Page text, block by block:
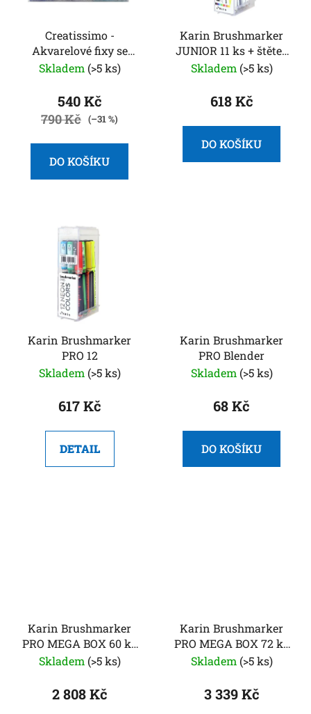
Creatissimo -
Akvarelové fixy se
štětcovým hrotem 80
Skladem (>5 ks)
540 Kč
790 Kč (–31 %)
DO KOŠÍKU
Karin Brushmarker
JUNIOR 11 ks + štětec
na blending
Skladem (>5 ks)
618 Kč
DO KOŠÍKU
Karin Brushmarker
PRO 12
Skladem (>5 ks)
617 Kč
DETAIL
Karin Brushmarker
PRO Blender
Skladem (>5 ks)
68 Kč
DO KOŠÍKU
Karin Brushmarker
PRO MEGA BOX 60 ks
+ 3 ks Blender
Skladem (>5 ks)
2 808 Kč
Karin Brushmarker
PRO MEGA BOX 72 ks
+ 3ks Blender
Skladem (>5 ks)
3 339 Kč